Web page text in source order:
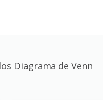
Diagrama de Venn